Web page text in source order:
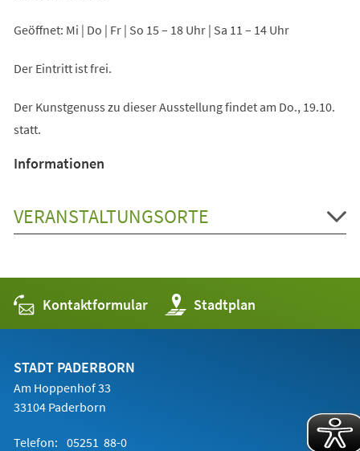
Geöffnet: Mi | Do | Fr | So 15 – 18 Uhr | Sa 11 – 14 Uhr
Der Eintritt ist frei.
Der Kunstgenuss zu dieser Ausstellung findet am Do., 19.10.
statt.
Informationen
VERANSTALTUNGSORTE
Kontaktformular Stadtplan
(Öffnet
in
einem
STADT PADERBORN
Am Hoppenhof 33
33104 Paderborn
Telefon: 05251 88-0